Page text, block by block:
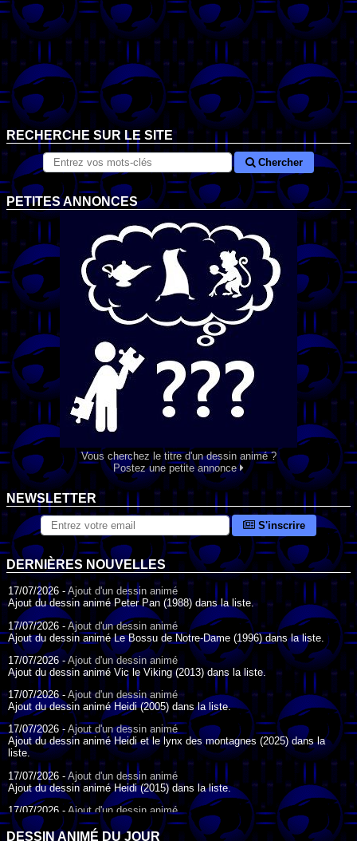
RECHERCHE SUR LE SITE
Chercher
PETITES ANNONCES
Vous cherchez le titre d'un dessin animé ?
Postez une petite annonce
NEWSLETTER
S'inscrire
DERNIÈRES NOUVELLES
17/07/2026 - Ajout d'un dessin animé
Ajout du dessin animé Peter Pan (1988) dans la liste.
17/07/2026 - Ajout d'un dessin animé
Ajout du dessin animé Le Bossu de Notre-Dame (1996) dans la liste.
17/07/2026 -Ajout d'un dessin animé
Ajout du dessin animé Vic le Viking (2013) dans la liste.
17/07/2026 -Ajout d'un dessin animé
Ajout du dessin animé Heidi (2005) dans la liste.
17/07/2026 - Ajout d'un dessin animé
Ajout du dessin animé Heidi et le lynx des montagnes (2025) dans la
liste.
17/07/2026 - Ajout d'un dessin animé
Ajout du dessin animé Heidi (2015) dans la liste.
17/07/2026 - Ajout d'un dessin animé
Ajout du dessin animé Heidi (1995) dans la liste.
DESSIN ANIMÉ DU JOUR